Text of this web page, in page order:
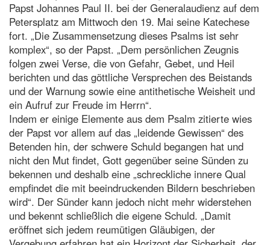
Papst Johannes Paul II. bei der Generalaudienz auf dem
Petersplatz am Mittwoch den 19. Mai seine Katechese
fort. „Die Zusammensetzung dieses Psalms ist sehr
komplex“, so der Papst. „Dem persönlichen Zeugnis
folgen zwei Verse, die von Gefahr, Gebet, und Heil
berichten und das göttliche Versprechen des Beistands
und der Warnung sowie eine antithetische Weisheit und
ein Aufruf zur Freude im Herrn“.
Indem er einige Elemente aus dem Psalm zitierte wies
der Papst vor allem auf das „leidende Gewissen“ des
Betenden hin, der schwere Schuld begangen hat und
nicht den Mut findet, Gott gegenüber seine Sünden zu
bekennen und deshalb eine „schreckliche innere Qual
empfindet die mit beeindruckenden Bildern beschrieben
wird“. Der Sünder kann jedoch nicht mehr widerstehen
und bekennt schließlich die eigene Schuld. „Damit
eröffnet sich jedem reumütigen Gläubigen, der